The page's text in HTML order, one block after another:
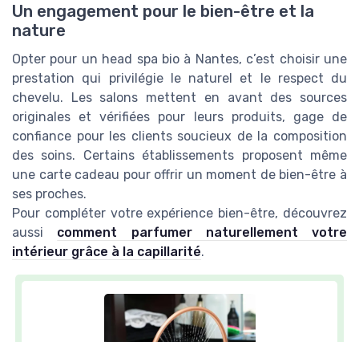
Un engagement pour le bien-être et la
nature
Opter pour un head spa bio à Nantes, c’est choisir une
prestation qui privilégie le naturel et le respect du
chevelu. Les salons mettent en avant des sources
originales et vérifiées pour leurs produits, gage de
confiance pour les clients soucieux de la composition
des soins. Certains établissements proposent même
une carte cadeau pour offrir un moment de bien-être à
ses proches.
Pour compléter votre expérience bien-être, découvrez
aussi comment parfumer naturellement votre
intérieur grâce à la capillarité.